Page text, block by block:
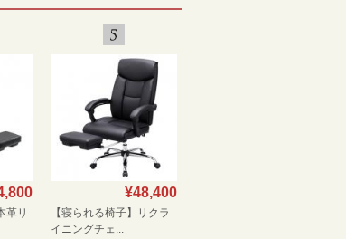
革リ
¥48,400
【寝られる椅子】リクラ
イニングチェ...